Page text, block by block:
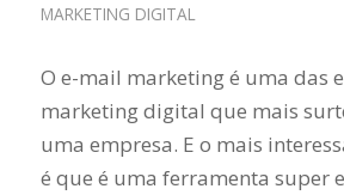
MARKETING DIGITAL
O e-mail marketing é uma das
marketing digital que mais
uma empresa. E o mais
é que é uma ferramenta super